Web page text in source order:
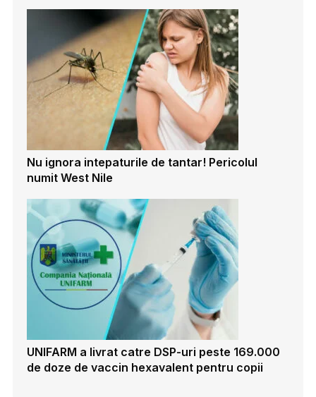
Nu ignora intepaturile de tantar! Pericolul
numit West Nile
UNIFARM a livrat catre DSP-uri peste 169.000
de doze de vaccin hexavalent pentru copii